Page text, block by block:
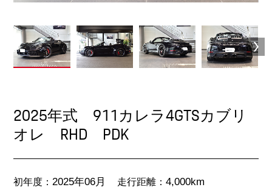
2025年式 911カレラ4GTSカブリ
オレ RHD PDK
初年度：2025年06月 走行距離：4,000km